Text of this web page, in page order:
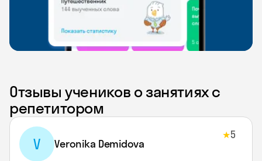
Отзывы учеников о занятиях с
репетитором
V Veronika Demidova
★5